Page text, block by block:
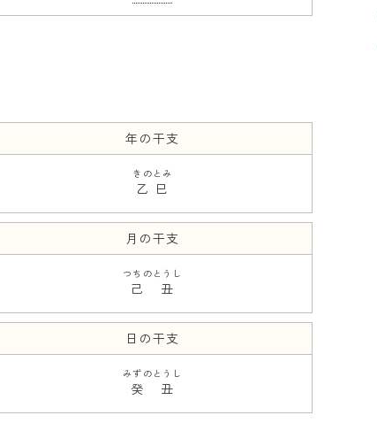
年の干支
乙巳
きのとみ
月の干支
己丑
つちのとうし
日の干支
癸丑
みずのとうし